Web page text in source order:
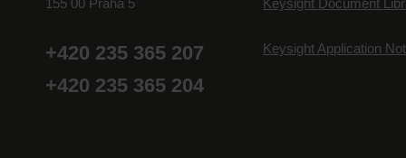
155 00 Praha 5
+420 235 365 207
+420 235 365 204
Keysight Document
Keysight Application